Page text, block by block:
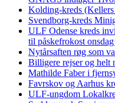
Kolding-kreds
Svendborg-kreds
ULF Odense kreds
til påskefrokost
Nytårsaften røg som
Billigere rejser og helt
Mathilde Faber i
Favrskov og Aarhus
ULF-ungdom